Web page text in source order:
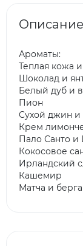
Описание
Ароматы:
Теплая кожа
Шоколад и
Белый дуб и
Пион
Сухой джин и
Крем
Пало Санто
Кокосовое
Ирландский
Кашемир
Матча и